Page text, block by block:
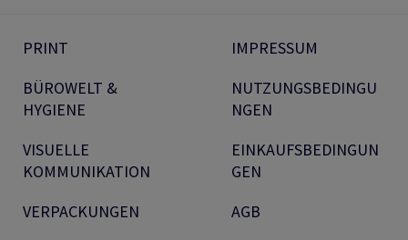
PRINT
BÜROWELT &
HYGIENE
VISUELLE
KOMMUNIKATION
VERPACKUNGEN
IMPRESSUM
NUTZUNGSBEDINGU
NGEN
EINKAUFSBEDINGUN
GEN
AGB